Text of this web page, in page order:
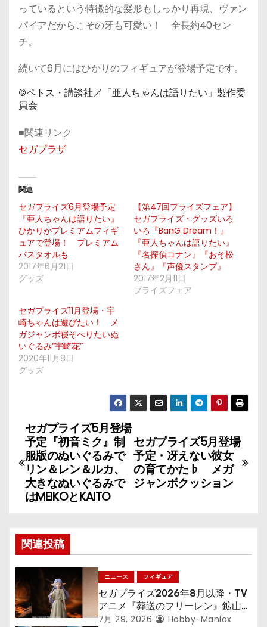
っているという特徴的な髪形もしっかり再現、ヴァン
パイアだからこその牙も可愛い！ 全長約40セン
チ。
続いて6月にはひかりのフィギュアが登場予定です。
©ペトス・講談社／「亜人ちゃんは語りたい」製作委
員会
■関連リンク
セガプラザ
関連
セガプライズ6月登場予定
『亜人ちゃんは語りたい』
ひかりがプレミアムフィギ
ュアで登場！ プレミアム
バスタオルも
2017年6月21日
グッズ
【第47回プライズフェア】
セガプライズ・グッズいろ
いろ『BanG Dream！』
『亜人ちゃんは語りたい』
『名探偵コナン』『おそ松
さん』『声優スタンプ』
2017年2月11日
プライズフェア
セガプライズ11月登場・宇
崎ちゃんは遊びたい！ メ
ガジャンボ寝そべりたいぬ
いぐるみ”宇崎花”
2020年11月8日
グッズ
投
稿
ナ
ビ
ゲ
ー
シ
ョ
セガプライズ5月登場
予定・冴えない彼女
の育てかた♭ メガ
ジャンボクッション
セガプライズ5月登場
予定『初音ミク』制
服版のぬいぐるみで
リン＆レン＆ルカ、
大きなぬいぐるみで
はMEIKOとKAITO
関連投稿
ニュース フィギュア
セガプライズ2026年8月以降・TV
アニメ『葬送のフリーレン』鉱山で
300年働くことになっっちゃった
7月 29, 2026 Hobby-Maniax